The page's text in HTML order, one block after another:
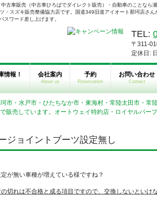
車販売（中古車ひろばでダイレクト販売）・自動車のことなら
スズキ販売整備協力店です。国道349旧道アイオート那珂店さん
ワード差し上げます。
TEL:
〒311-
定休日:
報！ 会社案内
About us
予約
Reservation
お問い合わせ
Contact
市・水戸市・ひたちなか市・東海村・常陸太田市・常
売しています。オートウェイ特約店・ロイヤルパー
ジョイントブーツ設定無し
が無い車種が増えている様ですね？
切れは不合格と成る項目ですので、交換しないといけ